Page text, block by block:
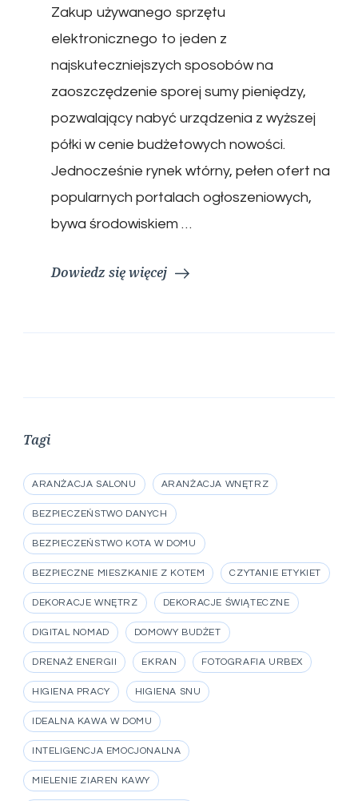
Zakup używanego sprzętu
elektronicznego to jeden z
najskuteczniejszych sposobów na
zaoszczędzenie sporej sumy pieniędzy,
pozwalający nabyć urządzenia z wyższej
półki w cenie budżetowych nowości.
Jednocześnie rynek wtórny, pełen ofert na
popularnych portalach ogłoszeniowych,
bywa środowiskiem …
Dowiedz się więcej
Tagi
ARANŻACJA SALONU ARANŻACJA WNĘTRZ
BEZPIECZEŃSTWO DANYCH
BEZPIECZEŃSTWO KOTA W DOMU
BEZPIECZNE MIESZKANIE Z KOTEM CZYTANIE ETYKIET
DEKORACJE WNĘTRZ DEKORACJE ŚWIĄTECZNE
DIGITAL NOMAD DOMOWY BUDŻET
DRENAŻ ENERGII EKRAN FOTOGRAFIA URBEX
HIGIENA PRACY HIGIENA SNU
IDEALNA KAWA W DOMU
INTELIGENCJA EMOCJONALNA
MIELENIE ZIAREN KAWY